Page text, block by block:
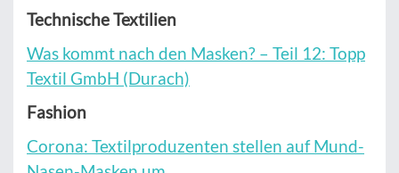
Technische Textilien
Was kommt nach den Masken? – Teil 12: Topp
Textil GmbH (Durach)
Fashion
Corona: Textilproduzenten stellen auf Mund-